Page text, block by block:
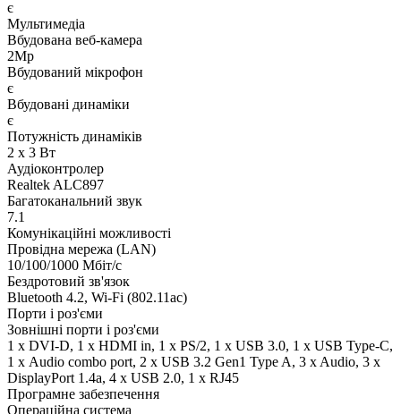
є
Мультимедіа
Вбудована веб-камера
2Mp
Вбудований мікрофон
є
Вбудовані динаміки
є
Потужність динаміків
2 x 3 Вт
Аудіоконтролер
Realtek ALC897
Багатоканальний звук
7.1
Комунікаційні можливості
Провідна мережа (LAN)
10/100/1000 Мбіт/с
Бездротовий зв'язок
Bluetooth 4.2, Wi-Fi (802.11ac)
Порти і роз'єми
Зовнішні порти і роз'єми
1 x DVI-D, 1 x HDMI in, 1 x PS/2, 1 x USB 3.0, 1 x USB Type-C,
1 х Audio combo port, 2 x USB 3.2 Gen1 Type A, 3 x Audio, 3 x
DisplayPort 1.4a, 4 x USB 2.0, 1 x RJ45
Програмне забезпечення
Операційна система